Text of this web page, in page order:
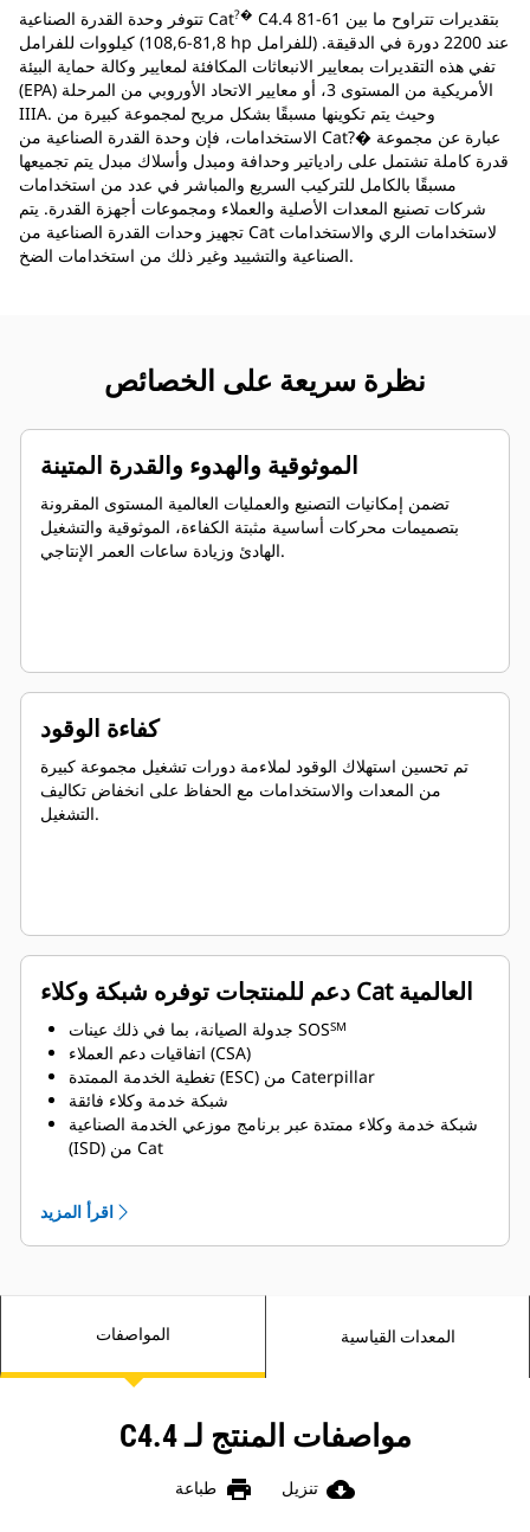
تتوفر وحدة القدرة الصناعية Cat?� C4.4 بتقديرات تتراوح ما بين 61-81
كيلووات للفرامل (81,8-108,6 hp للفرامل) عند 2200 دورة في الدقيقة.
تفي هذه التقديرات بمعايير الانبعاثات المكافئة لمعايير وكالة حماية البيئة
(EPA) الأمريكية من المستوى 3، أو معايير الاتحاد الأوروبي من المرحلة
IIIA. وحيث يتم تكوينها مسبقًا بشكل مريح لمجموعة كبيرة من
الاستخدامات، فإن وحدة القدرة الصناعية من Cat?� عبارة عن مجموعة
قدرة كاملة تشتمل على رادياتير وحدافة ومبدل وأسلاك مبدل يتم تجميعها
مسبقًا بالكامل للتركيب السريع والمباشر في عدد من استخدامات
شركات تصنيع المعدات الأصلية والعملاء ومجموعات أجهزة القدرة. يتم
تجهيز وحدات القدرة الصناعية من Cat لاستخدامات الري والاستخدامات
الصناعية والتشييد وغير ذلك من استخدامات الضخ.
نظرة سريعة على الخصائص
الموثوقية والهدوء والقدرة المتينة
تضمن إمكانيات التصنيع والعمليات العالمية المستوى المقرونة
بتصميمات محركات أساسية مثبتة الكفاءة، الموثوقية والتشغيل
الهادئ وزيادة ساعات العمر الإنتاجي.
كفاءة الوقود
تم تحسين استهلاك الوقود لملاءمة دورات تشغيل مجموعة كبيرة
من المعدات والاستخدامات مع الحفاظ على انخفاض تكاليف
التشغيل.
دعم للمنتجات توفره شبكة وكلاء Cat العالمية
جدولة الصيانة، بما في ذلك عينات SOSSM
اتفاقيات دعم العملاء (CSA)
تغطية الخدمة الممتدة (ESC) من Caterpillar
شبكة خدمة وكلاء فائقة
شبكة خدمة وكلاء ممتدة عبر برنامج موزعي الخدمة الصناعية
(ISD) من Cat
اقرأ المزيد
المواصفات المعدات القياسية
مواصفات المنتج لـ C4.4
cloud_download تنزيل print طباعة